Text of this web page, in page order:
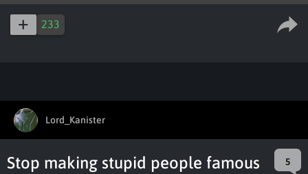
233
Lord_Kanister
Stop making stupid people famous 5